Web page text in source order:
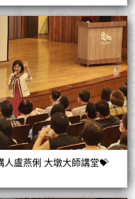
人盧燕俐 大墩大師講堂💝